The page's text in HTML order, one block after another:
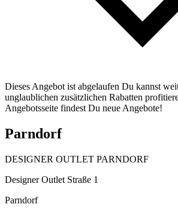
Dieses Angebot ist abgelaufen Du kannst
unglaublichen zusätzlichen Rabatten
Angebotsseite findest Du neue Angebote!
Parndorf
DESIGNER OUTLET PARNDORF
Designer Outlet Straße 1
Parndorf